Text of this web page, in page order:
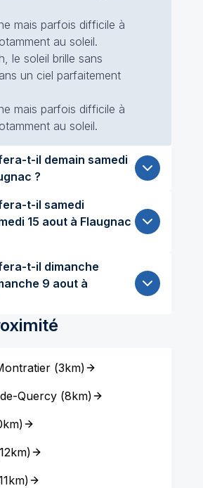
mais parfois difficile à
au soleil.
le soleil brille sans
un ciel parfaitement
mais parfois difficile à
au soleil.
t-il demain samedi
?
t-il samedi
t-il dimanche
(3km)
Quercy(8km)
)
12km)
)